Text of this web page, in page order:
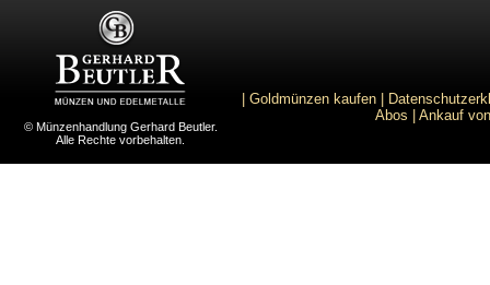
© Münzenhandlung Gerhard Beutler.
Alle Rechte vorbehalten.
Goldmünzen kaufen
Abos
Ankauf